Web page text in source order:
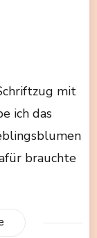
mit
ich das
brauchte